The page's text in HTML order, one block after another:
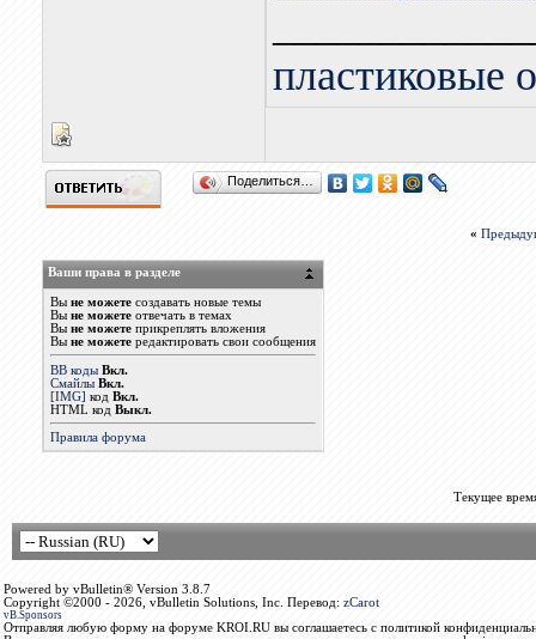
пластиковые
Поделиться…
«
Ваши права в разделе
Вы не можетесоздавать новые темы
Вы не можетеотвечать в темах
Вы не можетеприкреплять вложения
Вы не можетередактировать свои сообщения
BB коды Вкл.
Смайлы Вкл.
[IMG] код Вкл.
HTML код Выкл.
Правила форума
Текущее
Powered by vBulletin® Version 3.8.7
Copyright ©2000 - 2026, vBulletin Solutions, Inc. Перевод: zCarot
vB.Sponsors
Отправляя любую форму на форуме KROI.RU вы соглашаетесь с политикой